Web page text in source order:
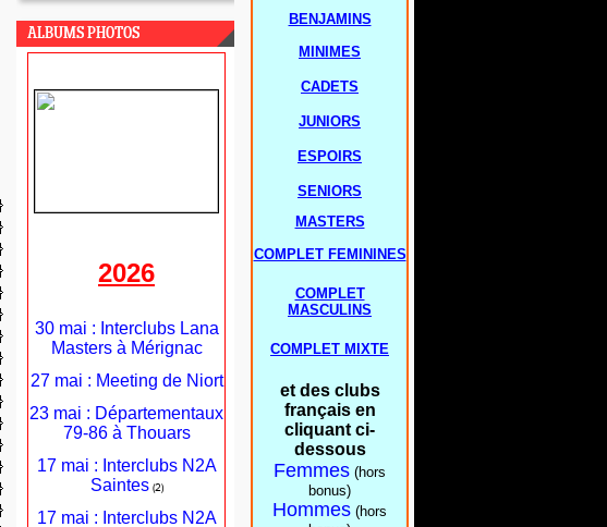
ALBUMS PHOTOS
2026
30 mai : Interclubs Lana
Masters à Mérignac
27 mai : Meeting de Niort
23 mai : Départementaux
79-86 à Thouars
17 mai : Interclubs N2A
Saintes(2)
17 mai : Interclubs N2A
BENJAMINS
MINIMES
CADETS
JUNIORS
ESPOIRS
SENIORS
MASTERS
COMPLET FEMININES
COMPLET
MASCULINS
COMPLET MIXTE
et des clubs
français en
cliquant ci-
dessous
Femmes (hors
bonus)
Hommes (hors